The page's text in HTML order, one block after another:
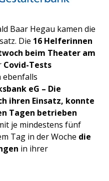
Baar Hegau kamen die
Die 16 Helferinnen
beim Theater am
Covid-Tests
eG – Die
ihren Einsatz, konnte
Tagen betrieben
je mindestens fünf
Tag in der Woche die
in ihrer